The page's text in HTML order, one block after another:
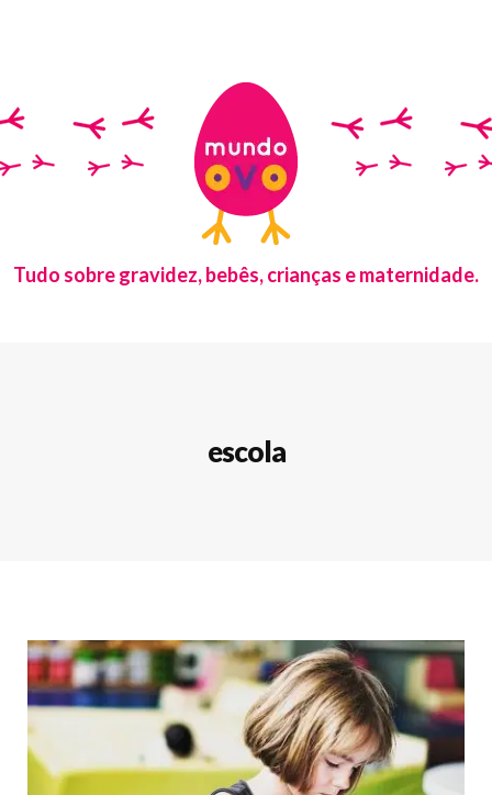
Tudo sobre gravidez, bebês, crianças e maternidade.
escola